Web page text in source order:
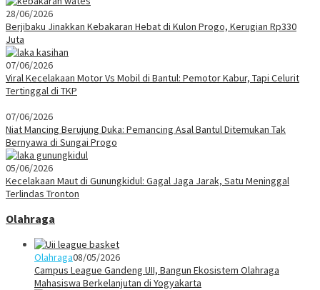
28/06/2026
Berjibaku Jinakkan Kebakaran Hebat di Kulon Progo, Kerugian Rp330
Juta
07/06/2026
Viral Kecelakaan Motor Vs Mobil di Bantul: Pemotor Kabur, Tapi Celurit
Tertinggal di TKP
07/06/2026
Niat Mancing Berujung Duka: Pemancing Asal Bantul Ditemukan Tak
Bernyawa di Sungai Progo
05/06/2026
Kecelakaan Maut di Gunungkidul: Gagal Jaga Jarak, Satu Meninggal
Terlindas Tronton
Olahraga
Olahraga08/05/2026
Campus League Gandeng UII, Bangun Ekosistem Olahraga
Mahasiswa Berkelanjutan di Yogyakarta